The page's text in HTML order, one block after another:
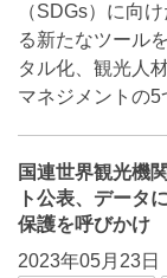
（SDGs）に向
る新たなツール
タル化、観光人
マネジメントの5
国連世界観光機
ト公表、データ
保護を呼びかけ
2023年05月23日